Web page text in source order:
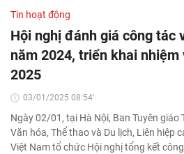
Tin hoạt động
Hội nghị đánh giá công tác
năm 2024, triển khai
2025
03/01/2025 08:54'
Ngày 02/01, tại Hà Nội, Ban Tuyên giáo
Văn hóa, Thể thao và Du lịch, Liên hiệp
Việt Nam tổ chức Hội nghị tổng kết